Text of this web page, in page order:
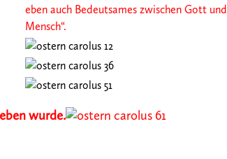
eben auch Bedeutsames zwischen Gott und
Mensch“.
wurde.